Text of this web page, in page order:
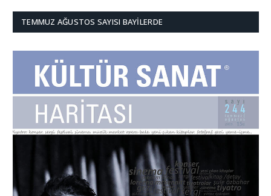
TEMMUZ AĞUSTOS SAYISI BAYILERDE